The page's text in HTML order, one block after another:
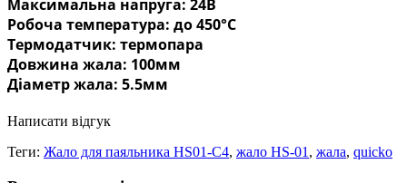
Максимальна напруга: 24В
Робоча температура: до 450°C
Термодатчик: термопара
Довжина жала: 100мм
Діаметр жала: 5.5мм
Написати відгук
Теги: Жало для паяльника HS01-C4, жало HS-01 , жала, quicko